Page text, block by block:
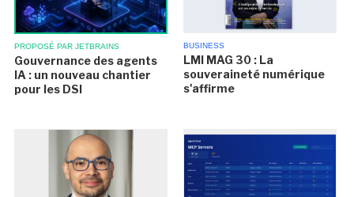
PROPOSÉ PAR JETBRAINS
Gouvernance des agents
IA : un nouveau chantier
pour les DSI
BUSINESS
LMI MAG 30 : La
souveraineté numérique
s'affirme